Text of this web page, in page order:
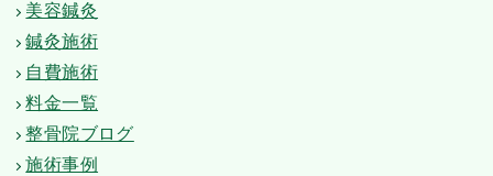
美容鍼灸
鍼灸施術
自費施術
料金一覧
整骨院ブログ
施術事例